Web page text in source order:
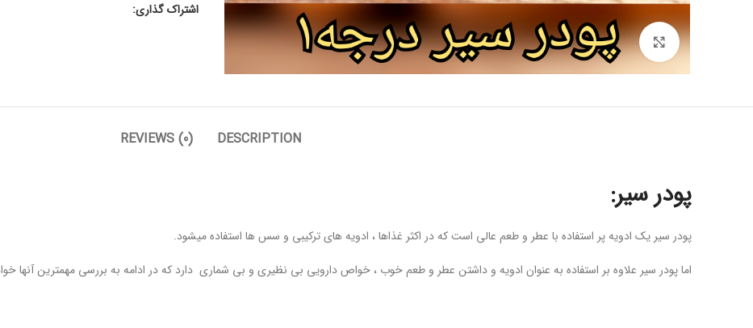
برای بزرگنمایی کلیک کنید
اشتراک گذاری:
DESCRIPTION
REVIEWS (0)
پودر سیر:
پودر سیر یک ادویه پر استفاده با عطر و طعم عالی است که در اکثر غذاها ، ادویه های ترکیبی و سس ها استفاده میشود.
اما پودر سیر علاوه بر استفاده به عنوان ادویه و داشتن عطر و طعم خوب ، خواص دارویی بی نظیری و بی شماری دارد که در ادامه به بررسی مهمترین آنها